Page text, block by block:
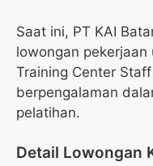
Saat ini, PT KAI
lowongan
Training Center
berpengalaman
pelatihan.
Detail Lowongan